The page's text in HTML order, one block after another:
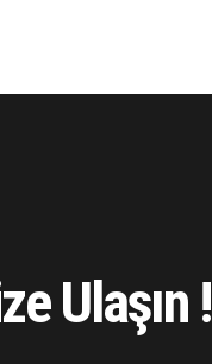
Ulaşın !